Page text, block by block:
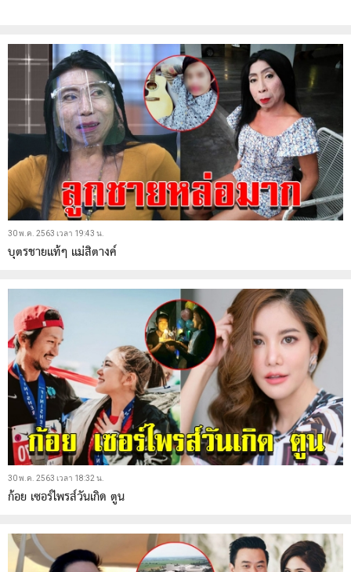
30 พ.ค. 2563 เวลา 19:43 น.
บุตรชายแท้ๆ แม่สิตางค์
30 พ.ค. 2563 เวลา 18:32 น.
ก้อย เซอร์ไพรส์วันเกิด ตูน